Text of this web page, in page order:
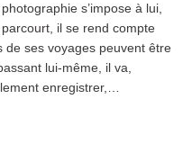
s’impose à lui,
parcourt, il se rend compte
de ses voyages peuvent être
lui-même, il va,
enregistrer,…